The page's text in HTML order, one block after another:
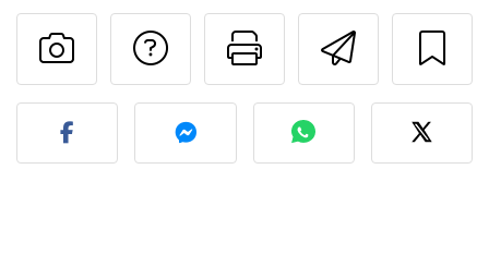
Imprimer
Poser une
Publier votre photo de